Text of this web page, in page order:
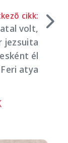
cikk:
volt,
jezsuita
él
Feri atya